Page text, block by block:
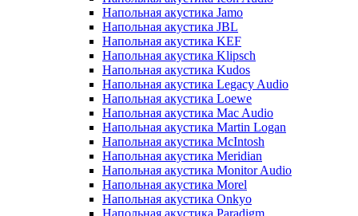
Напольная акустика Jamo
Напольная акустика JBL
Напольная акустика KEF
Напольная акустика Klipsch
Напольная акустика Kudos
Напольная акустика Legacy Audio
Напольная акустика Loewe
Напольная акустика Mac Audio
Напольная акустика Martin Logan
Напольная акустика McIntosh
Напольная акустика Meridian
Напольная акустика Monitor Audio
Напольная акустика Morel
Напольная акустика Onkyo